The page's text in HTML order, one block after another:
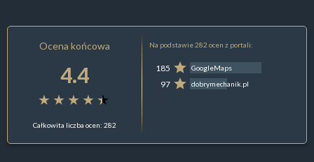
Ocena końcowa
4.4
Całkowita liczba ocen: 282
Na podstawie 282 ocen z portali:
185 GoogleMaps
97 dobrymechanik.pl